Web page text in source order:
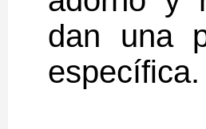
dan una
específica.